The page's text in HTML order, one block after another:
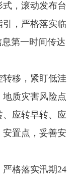
，滚动发布台
，严格落实临
第一时间传达
移，紧盯低洼
质灾害风险点
应转早转、应
置点，妥善安
格落实汛期24